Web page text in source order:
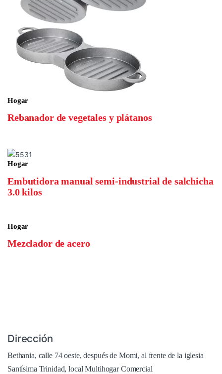
Hogar
Rebanador de vegetales y plátanos
Hogar
Embutidora manual semi-industrial de salchicha
3.0 kilos
Hogar
Mezclador de acero
Dirección
Bethania, calle 74 oeste, después de Momi, al frente de la iglesia
Santísima Trinidad, local Multihogar Comercial